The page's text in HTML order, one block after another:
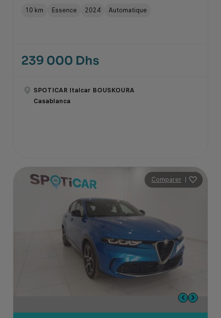
10 km Essence 2024 Automatique
239 000 Dhs
SPOTICAR Italcar BOUSKOURA
Casablanca
Comparer |